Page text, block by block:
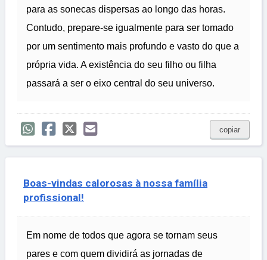
para as sonecas dispersas ao longo das horas.
Contudo, prepare-se igualmente para ser tomado
por um sentimento mais profundo e vasto do que a
própria vida. A existência do seu filho ou filha
passará a ser o eixo central do seu universo.
copiar
Boas-vindas calorosas à nossa família
profissional!
Em nome de todos que agora se tornam seus
pares e com quem dividirá as jornadas de